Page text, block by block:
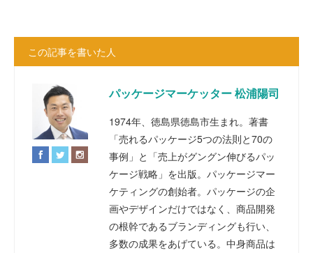
この記事を書いた人
パッケージマーケッター 松浦陽司
1974年、徳島県徳島市生まれ。著書
「売れるパッケージ5つの法則と70の
事例」と「売上がグングン伸びるパッ
ケージ戦略」を出版。パッケージマー
ケティングの創始者。パッケージの企
画やデザインだけではなく、商品開発
の根幹であるブランディングも行い、
多数の成果をあげている。中身商品は